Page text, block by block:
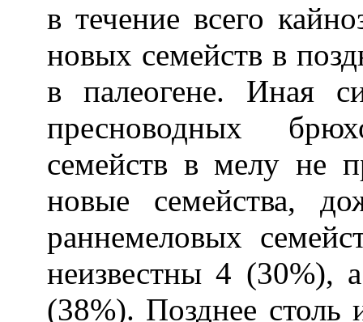
в течение всего
новых семейств в
в палеогене. Иная
пресноводных
семейств в мелу не
новые семейства,
раннемеловых
неизвестны 4 (30%),
(38%). Позднее столь